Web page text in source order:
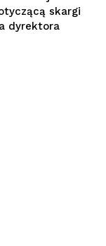
skargi
dyrektora